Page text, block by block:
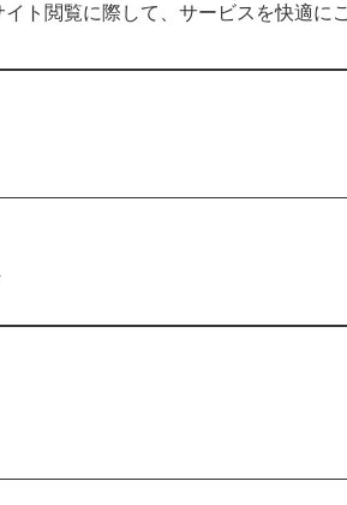
お客様よりご意見をいただいてい
ト閲覧に際して、サービスを快適に